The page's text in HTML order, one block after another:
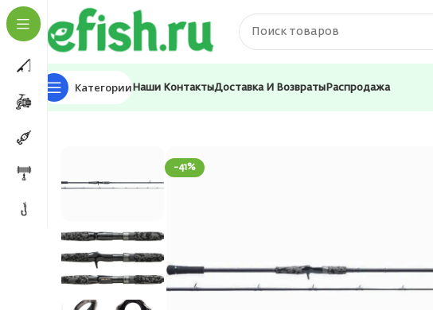
Категории Наши КонтактыДоставка И Возвраты Распродажа
Главная Удилища
-41%